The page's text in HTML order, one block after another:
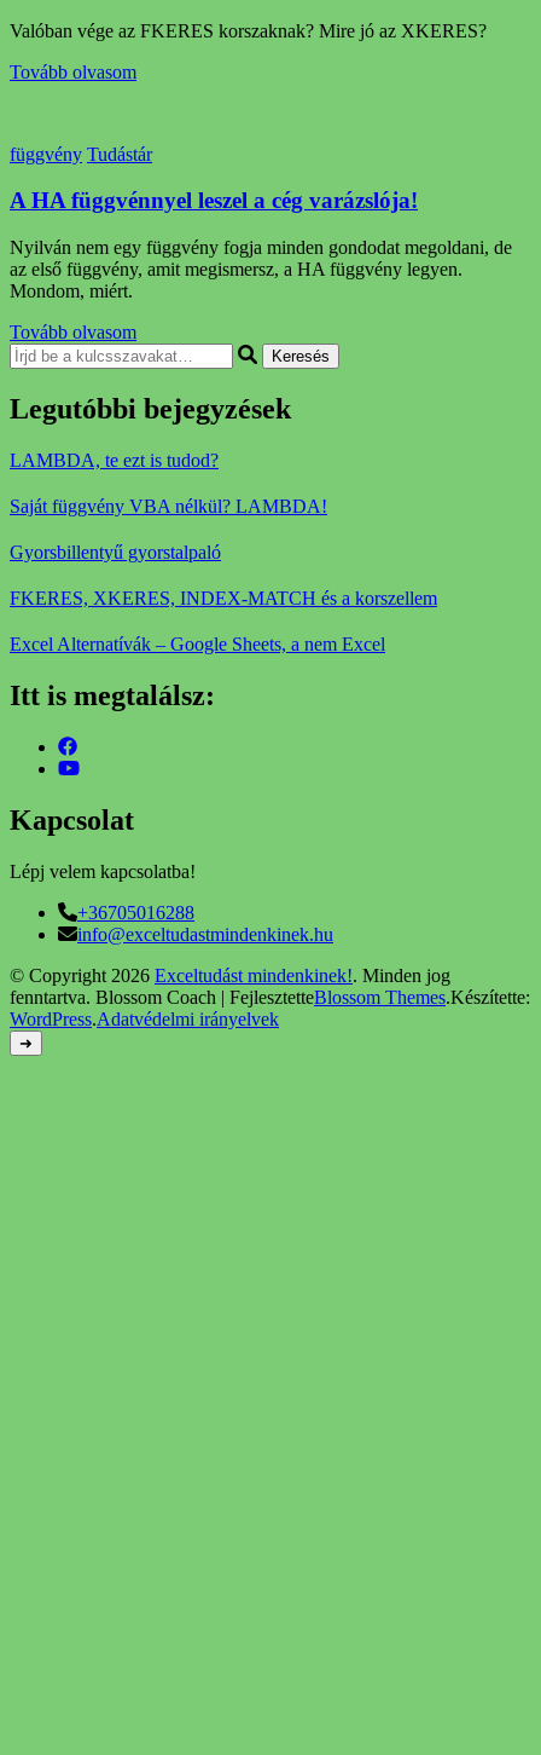
Valóban vége az FKERES korszaknak? Mire jó az XKERES?
Tovább olvasom
függvény Tudástár
A HA függvénnyel leszel a cég varázslója!
Nyilván nem egy függvény fogja minden gondodat megoldani, de
az első függvény, amit megismersz, a HA függvény legyen.
Mondom, miért.
Tovább olvasom
Keresel
valamit?
Legutóbbi bejegyzések
LAMBDA, te ezt is tudod?
Saját függvény VBA nélkül? LAMBDA!
Gyorsbillentyű gyorstalpaló
FKERES, XKERES, INDEX-MATCH és a korszellem
Excel Alternatívák – Google Sheets, a nem Excel
Itt is megtalálsz:
Kapcsolat
Lépj velem kapcsolatba!
+36705016288
info@exceltudastmindenkinek.hu
© Copyright 2026 Exceltudást mindenkinek!. Minden jog
fenntartva. Blossom Coach | FejlesztetteBlossom Themes.Készítette:
WordPress.Adatvédelmi irányelvek
➜